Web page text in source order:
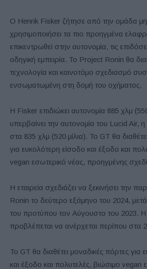
Ο Henrik Fisker ζήτησε από την ομάδα
χρησιμοποιήσει τα πιο προηγμένα
επικεντρωθεί στην αυτονομία, τις
οδηγική εμπειρία. Το Project Ronin θα
τεχνολογία και καινοτόμο σχεδιασμό
ενσωματωμένη στη δομή του οχήματος.
Η Fisker επιδιώκει αυτονομία 885 χλμ
υπερβαίνει την αυτονομία του Lucid Air,
στα 835 χλμ (520 μίλια). Το GT θα
για ευκολότερη είσοδο και έξοδο και
vegan εσωτερικό νέας, προηγμένης
Η εταιρεία σχεδιάζει να ξεκινήσει την
Ronin το δεύτερο εξάμηνο του 2024,
του προτύπου τον Αύγουστο του 2023. Η
προβλέπεται να ανέρχεται περίπου στα
Το GT θα διαθέτει μοναδικές πόρτες για
και έξοδο και πολυτελές, βιώσιμο vegan